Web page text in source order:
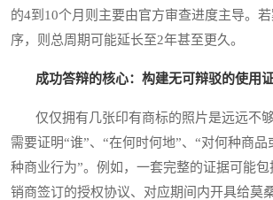
的4到10个月则主要由官方审查进度主导。
序，则总周期可能延长至2年甚至更久。
成功答辩的核心：构建无可辩驳的使用
仅仅拥有几张印有商标的照片是远远不
需要证明“谁”、“在何时何地”、“对何种商
种商业行为”。例如，一套完整的证据可能
销商签订的授权协议、对应期间内开具给莫